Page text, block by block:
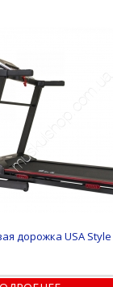
дорожка USA Style